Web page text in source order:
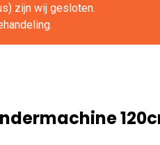
zijn wij gesloten.